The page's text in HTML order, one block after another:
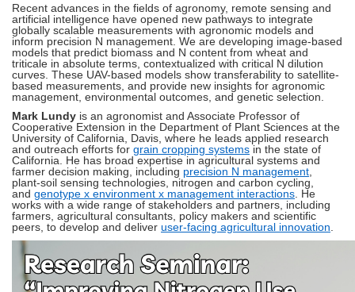
Recent advances in the fields of agronomy, remote sensing and
artificial intelligence have opened new pathways to integrate
globally scalable measurements with agronomic models and
inform precision N management. We are developing image-based
models that predict biomass and N content from wheat and
triticale in absolute terms, contextualized with critical N dilution
curves. These UAV-based models show transferability to satellite-
based measurements, and provide new insights for agronomic
management, environmental outcomes, and genetic selection.
Mark Lundy is an agronomist and Associate Professor of
Cooperative Extension in the Department of Plant Sciences at the
University of California, Davis, where he leads applied research
and outreach efforts for grain cropping systems in the state of
California. He has broad expertise in agricultural systems and
farmer decision making, including precision N management
plant-soil sensing technologies, nitrogen and carbon cycling,
and genotype x environment x management interactions . He
works with a wide range of stakeholders and partners, including
farmers, agricultural consultants, policy makers and scientific
peers, to develop and deliver user-facing agricultural innovation